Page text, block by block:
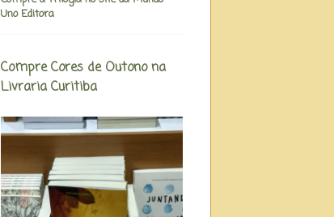
Uno Editora
Compre Cores de Outono na
Livraria Curitiba